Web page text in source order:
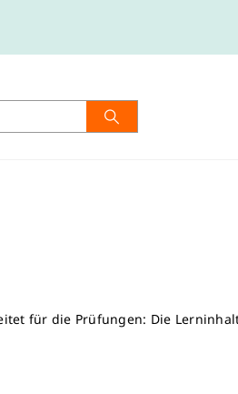
für die Prüfungen: Die